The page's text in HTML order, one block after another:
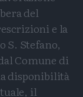
del
e la
S. Stefano,
Comune di
disponibilità
il